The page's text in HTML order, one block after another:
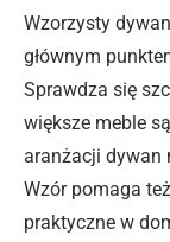
Wzorzysty
głównym
Sprawdza się
większe meble
aranżacji dywan
Wzór pomaga
praktyczne w